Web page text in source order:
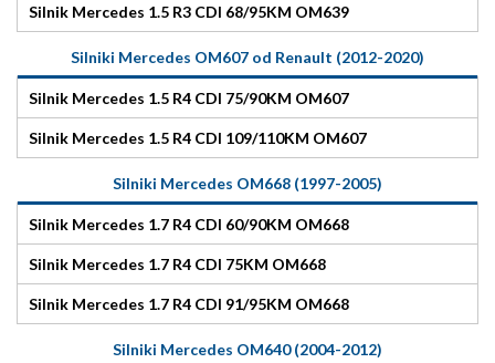
Silnik Mercedes 1.5 R3 CDI 68/95KM OM639
Silniki Mercedes OM607 od Renault (2012-2020)
Silnik Mercedes 1.5 R4 CDI 75/90KM OM607
Silnik Mercedes 1.5 R4 CDI 109/110KM OM607
Silniki Mercedes OM668 (1997-2005)
Silnik Mercedes 1.7 R4 CDI 60/90KM OM668
Silnik Mercedes 1.7 R4 CDI 75KM OM668
Silnik Mercedes 1.7 R4 CDI 91/95KM OM668
Silniki Mercedes OM640 (2004-2012)